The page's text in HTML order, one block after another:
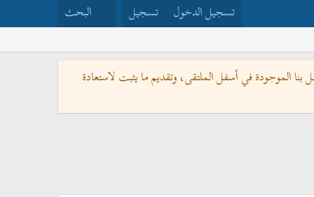
تسجيل الدخول تسجيل البحث
الموجودة في أسفل الملتقى، وتقديم ما يثبت لاستعادة